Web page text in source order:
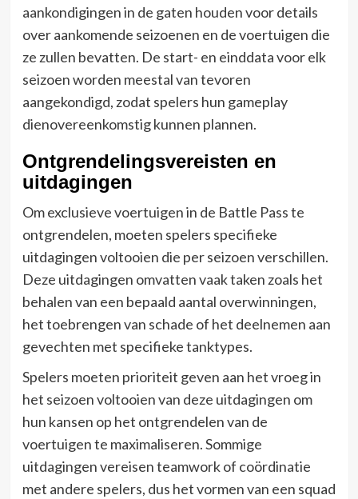
aankondigingen in de gaten houden voor details
over aankomende seizoenen en de voertuigen die
ze zullen bevatten. De start- en einddata voor elk
seizoen worden meestal van tevoren
aangekondigd, zodat spelers hun gameplay
dienovereenkomstig kunnen plannen.
Ontgrendelingsvereisten en
uitdagingen
Om exclusieve voertuigen in de Battle Pass te
ontgrendelen, moeten spelers specifieke
uitdagingen voltooien die per seizoen verschillen.
Deze uitdagingen omvatten vaak taken zoals het
behalen van een bepaald aantal overwinningen,
het toebrengen van schade of het deelnemen aan
gevechten met specifieke tanktypes.
Spelers moeten prioriteit geven aan het vroeg in
het seizoen voltooien van deze uitdagingen om
hun kansen op het ontgrendelen van de
voertuigen te maximaliseren. Sommige
uitdagingen vereisen teamwork of coördinatie
met andere spelers, dus het vormen van een squad